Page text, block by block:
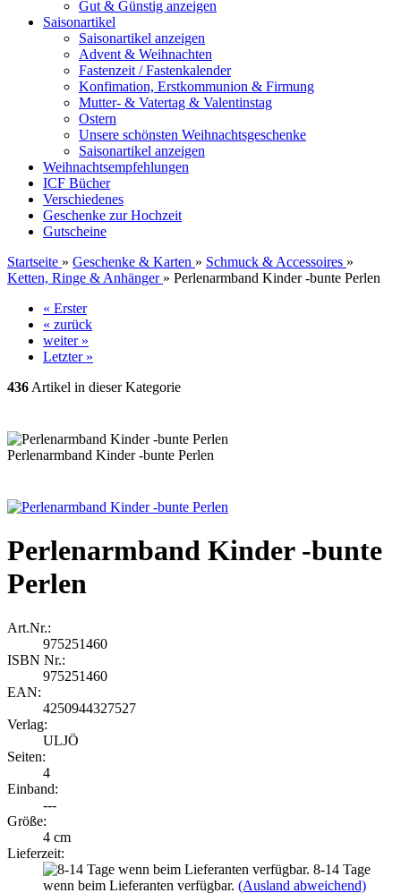
Gut & Günstig anzeigen
Saisonartikel
Saisonartikel anzeigen
Advent & Weihnachten
Fastenzeit / Fastenkalender
Konfimation, Erstkommunion & Firmung
Mutter- & Vatertag & Valentinstag
Ostern
Unsere schönsten Weihnachtsgeschenke
Saisonartikel anzeigen
Weihnachtsempfehlungen
ICF Bücher
Verschiedenes
Geschenke zur Hochzeit
Gutscheine
Startseite » Geschenke & Karten » Schmuck & Accessoires »
Ketten, Ringe & Anhänger » Perlenarmband Kinder -bunte Perlen
« Erster
« zurück
weiter »
Letzter »
436 Artikel in dieser Kategorie
Perlenarmband Kinder -bunte Perlen
Perlenarmband Kinder -bunte
Perlen
Art.Nr.:
975251460
ISBN Nr.:
975251460
EAN:
4250944327527
Verlag:
ULJÖ
Seiten:
4
Einband:
---
Größe:
4 cm
Lieferzeit:
8-14 Tage
wenn beim Lieferanten verfügbar. (Ausland abweichend)